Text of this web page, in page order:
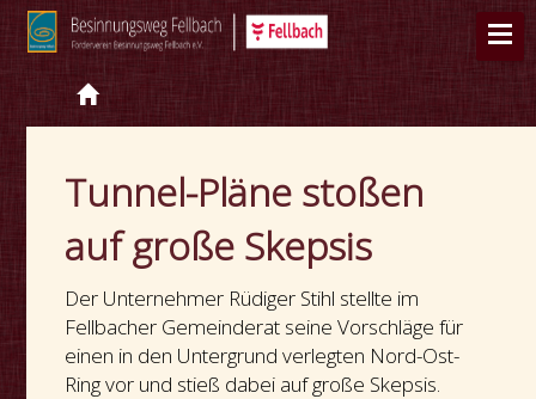
Tunnel-Pläne stoßen
auf große Skepsis
Der Unternehmer Rüdiger Stihl stellte im
Fellbacher Gemeinderat seine Vorschläge für
einen in den Untergrund verlegten Nord-Ost-
Ring vor und stieß dabei auf große Skepsis.